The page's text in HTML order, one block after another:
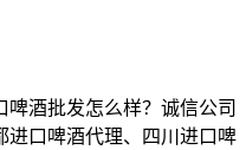
酒批发怎么样？诚信公司
进口啤酒代理、四川进口啤